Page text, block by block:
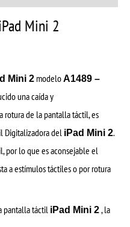
Mini 2
Mini 2 modeloA1489 –
una caída y
rotura de la pantalla táctil, es
Digitalizadora del iPad Mini 2.
por lo que es aconsejable el
a estímulos táctiles o por rotura
pantalla táctil iPad Mini 2, la